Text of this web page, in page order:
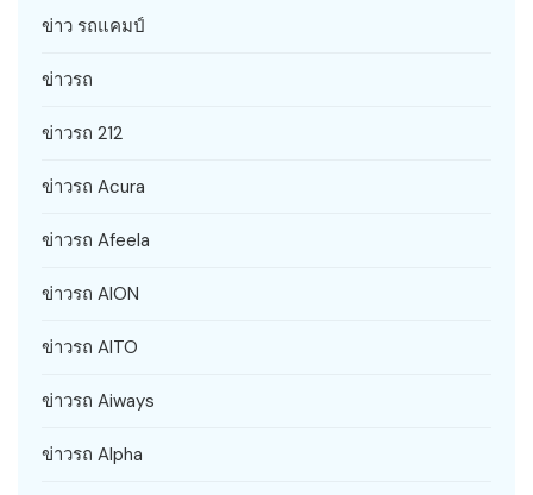
ข่าว รถแคมป์
ข่าวรถ
ข่าวรถ 212
ข่าวรถ Acura
ข่าวรถ Afeela
ข่าวรถ AION
ข่าวรถ AITO
ข่าวรถ Aiways
ข่าวรถ Alpha